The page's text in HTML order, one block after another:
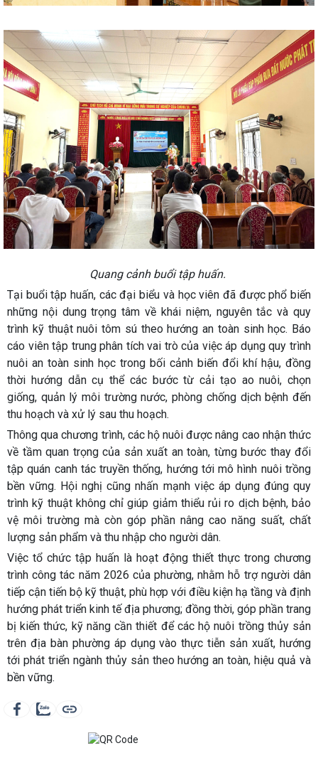
Quang cảnh buổi tập huấn.
Tại buổi tập huấn, các đại biểu và học viên đã được phổ biến
những nội dung trọng tâm về khái niệm, nguyên tắc và quy
trình kỹ thuật nuôi tôm sú theo hướng an toàn sinh học. Báo
cáo viên tập trung phân tích vai trò của việc áp dụng quy trình
nuôi an toàn sinh học trong bối cảnh biến đổi khí hậu, đồng
thời hướng dẫn cụ thể các bước từ cải tạo ao nuôi, chọn
giống, quản lý môi trường nước, phòng chống dịch bệnh đến
thu hoạch và xử lý sau thu hoạch.
Thông qua chương trình, các hộ nuôi được nâng cao nhận thức
về tầm quan trọng của sản xuất an toàn, từng bước thay đổi
tập quán canh tác truyền thống, hướng tới mô hình nuôi trồng
bền vững. Hội nghị cũng nhấn mạnh việc áp dụng đúng quy
trình kỹ thuật không chỉ giúp giảm thiểu rủi ro dịch bệnh, bảo
vệ môi trường mà còn góp phần nâng cao năng suất, chất
lượng sản phẩm và thu nhập cho người dân.
Việc tổ chức tập huấn là hoạt động thiết thực trong chương
trình công tác năm 2026 của phường, nhằm hỗ trợ người dân
tiếp cận tiến bộ kỹ thuật, phù hợp với điều kiện hạ tầng và định
hướng phát triển kinh tế địa phương; đồng thời, góp phần trang
bị kiến thức, kỹ năng cần thiết để các hộ nuôi trồng thủy sản
trên địa bàn phường áp dụng vào thực tiễn sản xuất, hướng
tới phát triển ngành thủy sản theo hướng an toàn, hiệu quả và
bền vững.